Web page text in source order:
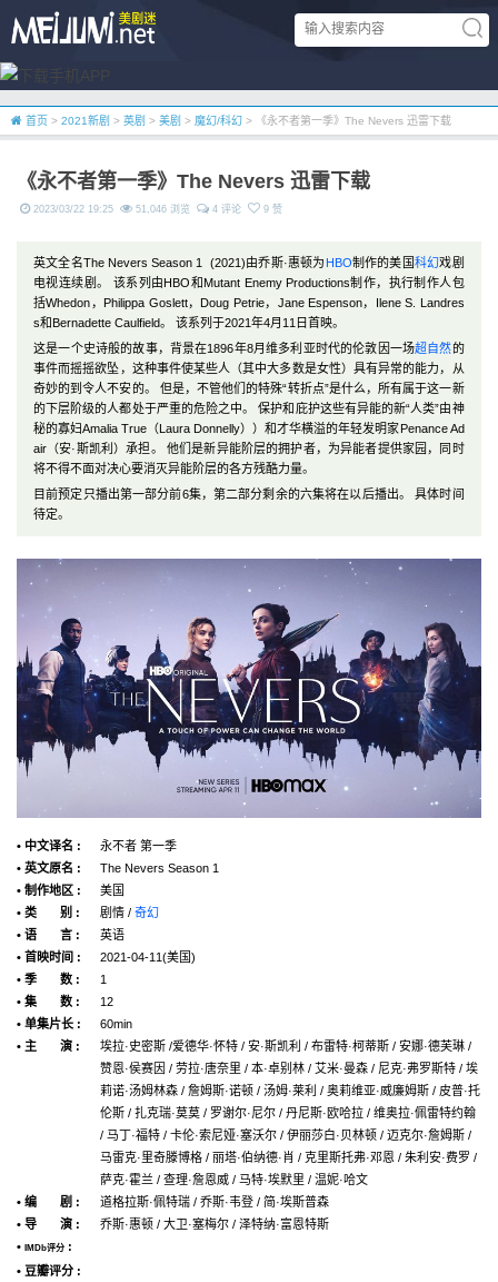
首页 > 2021新剧 > 英剧 > 美剧 > 魔幻/科幻 > 《永不者第一季》The Nevers 迅雷下载
《永不者第一季》The Nevers 迅雷下载
2023/03/22 19:25 51,046 浏览 4 评论 9 赞
英文全名The Nevers Season 1 (2021)由乔斯·惠顿为 HBO制作的美国科幻戏剧
电视连续剧。 该系列由HBO和Mutant Enemy Productions制作，执行制作人包
括Whedon，Philippa Goslett，Doug Petrie，Jane Espenson，Ilene S. Landres
s和Bernadette Caulfield。 该系列于2021年4月11日首映。
这是一个史诗般的故事，背景在1896年8月维多利亚时代的伦敦因一场超自然的
事件而摇摇欲坠，这种事件使某些人（其中大多数是女性）具有异常的能力，从
奇妙的到令人不安的。 但是，不管他们的特殊“转折点”是什么，所有属于这一新
的下层阶级的人都处于严重的危险之中。 保护和庇护这些有异能的新“人类”由神
秘的寡妇Amalia True（Laura Donnelly））和才华横溢的年轻发明家Penance Ad
air（安·斯凯利）承担。 他们是新异能阶层的拥护者，为异能者提供家园，同时
将不得不面对决心要消灭异能阶层的各方残酷力量。
目前预定只播出第一部分前6集，第二部分剩余的六集将在以后播出。 具体时间
待定。
• 中文译名 :
永不者 第一季
• 英文原名 :
The Nevers Season 1
• 制作地区 :
美国
• 类 别 :
剧情 / 奇幻
• 语 言 :
英语
• 首映时间 :
2021-04-11(美国)
• 季 数 :
1
• 集 数 :
12
• 单集片长 :
60min
• 主 演 :
埃拉·史密斯 /爱德华·怀特 / 安·斯凯利 / 布雷特·柯蒂斯 / 安娜·德芙琳 /
赞恩·侯赛因 / 劳拉·唐奈里 / 本·卓别林 / 艾米·曼森 / 尼克·弗罗斯特 / 埃
莉诺·汤姆林森 / 詹姆斯·诺顿 / 汤姆·莱利 / 奥莉维亚·威廉姆斯 / 皮普·托
伦斯 / 扎克瑞·莫莫 / 罗谢尔·尼尔 / 丹尼斯·欧哈拉 / 维奥拉·佩雷特约翰
/ 马丁·福特 / 卡伦·索尼娅·塞沃尔 / 伊丽莎白·贝林顿 / 迈克尔·詹姆斯 /
马雷克·里奇滕博格 / 丽塔·伯纳德·肖 / 克里斯托弗·邓恩 / 朱利安·费罗 /
萨克·霍兰 / 查理·詹恩威 / 马特·埃默里 / 温妮·哈文
• 编 剧 :
道格拉斯·佩特瑞 / 乔斯·韦登 / 简·埃斯普森
• 导 演 :
乔斯·惠顿 / 大卫·塞梅尔 / 泽特纳·富恩特斯
•
IMDb评分 :
• 豆瓣评分 :